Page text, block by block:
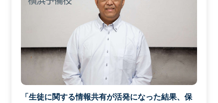
「生徒に関する情報共有が活発になった結果、保